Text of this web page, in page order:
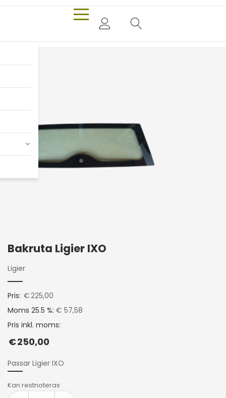
Bakruta Ligier IXO
Ligier
Pris: €225,00
Moms 25.5 %: € 57,58
Pris inkl. moms:
€250,00
Passar Ligier IXO
Kan restnoteras